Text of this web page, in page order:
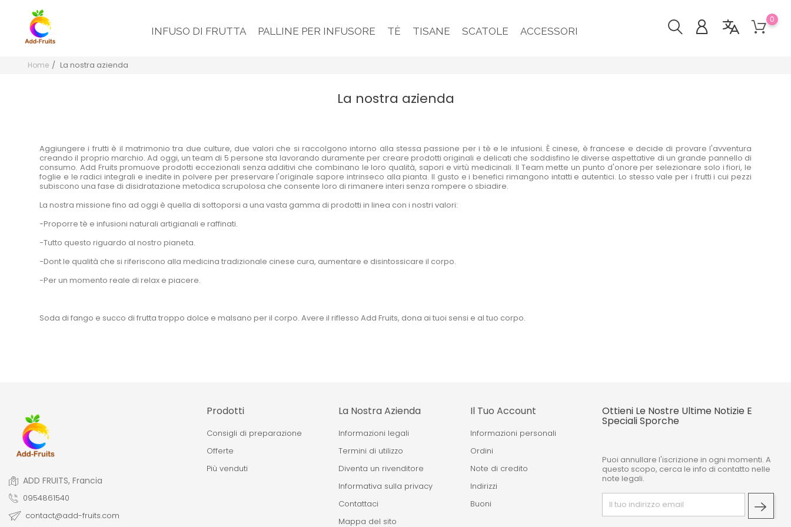
INFUSO DI FRUTTA PALLINE PER INFUSORE TÈ TISANE SCATOLE ACCESSORI
0
Home La nostra azienda
La nostra azienda
Aggiungere i frutti è il matrimonio tra due culture, due valori che si raccolgono intorno alla stessa passione per i tè e le infusioni. È cinese, è francese e decide di provare l'avventura
creando il proprio marchio. Ad oggi, un team di 5 persone sta lavorando duramente per creare prodotti originali e delicati che soddisfino le diverse aspettative di un grande pannello di
consumo. Add Fruits promuove prodotti eccezionali senza additivi che combinano le loro qualità, sapori e virtù medicinali. Il Team mette un punto d'onore per selezionare solo i fiori, le
foglie e le radici integrali e inedite in polvere per preservare l'originale sapore intrinseco alla pianta. Il gusto e i benefici rimangono intatti e autentici. Lo stesso vale per i frutti i cui pezzi
subiscono una fase di disidratazione metodica scrupolosa che consente loro di rimanere interi senza rompere o sbiadire.
La nostra missione fino ad oggi è quella di sottoporsi a una vasta gamma di prodotti in linea con i nostri valori:
-Proporre tè e infusioni naturali artigianali e raffinati.
-Tutto questo riguardo al nostro pianeta.
-Dont le qualità che si riferiscono alla medicina tradizionale cinese cura, aumentare e disintossicare il corpo.
-Per un momento reale di relax e piacere.
Soda di fango e succo di frutta troppo dolce e malsano per il corpo. Avere il riflesso Add Fruits, dona ai tuoi sensi e al tuo corpo.
ADD FRUITS, Francia
0954861540
contact@add-fruits.com
Prodotti
Consigli di preparazione
Offerte
Più venduti
La Nostra Azienda
Informazioni legali
Termini di utilizzo
Diventa un rivenditore
Informativa sulla privacy
Contattaci
Mappa del sito
Il Tuo Account
Informazioni personali
Ordini
Note di credito
Indirizzi
Buoni
Ottieni Le Nostre Ultime Notizie E
Speciali Sporche
Puoi annullare l'iscrizione in ogni momenti. A
questo scopo, cerca le info di contatto nelle
note legali.